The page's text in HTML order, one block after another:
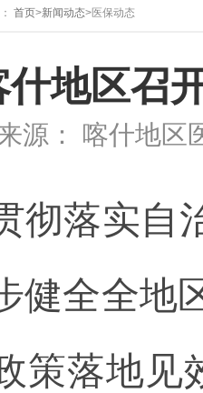
首页>新闻动态>医保动态
什地区召
源： 喀什地区
彻落实自
健全全地
策落地